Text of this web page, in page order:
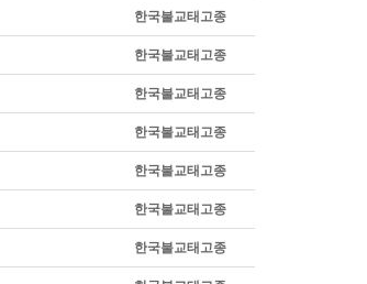
한국불교태고종
한국불교태고종
한국불교태고종
한국불교태고종
한국불교태고종
한국불교태고종
한국불교태고종